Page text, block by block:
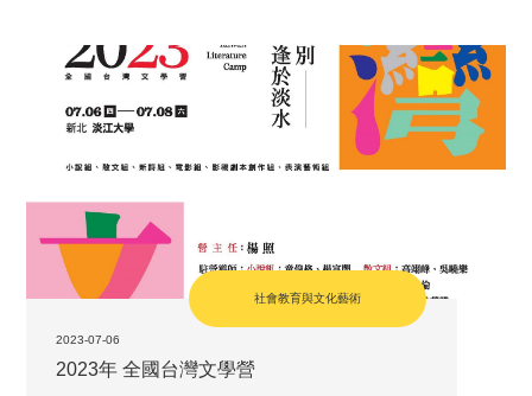
社會教育與文化藝術
2023-07-06
2023年 全國台灣文學營